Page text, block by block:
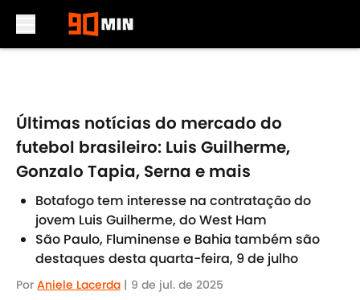
Últimas notícias do mercado do
futebol brasileiro: Luis Guilherme,
Gonzalo Tapia, Serna e mais
Botafogo tem interesse na contratação do
jovem Luis Guilherme, do West Ham
São Paulo, Fluminense e Bahia também são
destaques desta quarta-feira, 9 de julho
Por Aniele Lacerda | 9 de jul. de 2025